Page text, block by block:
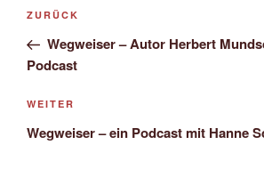
Vorheriger
Beitrag
ZURÜCK
Wegweiser – Autor Herbert
Podcast
Nächster
Beitrag
WEITER
Wegweiser – ein Podcast mit Hanne